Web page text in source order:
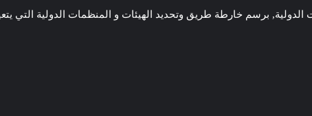
الدولية, برسم خارطة طريق وتحديد الهيئات و المنظمات الدولية التي